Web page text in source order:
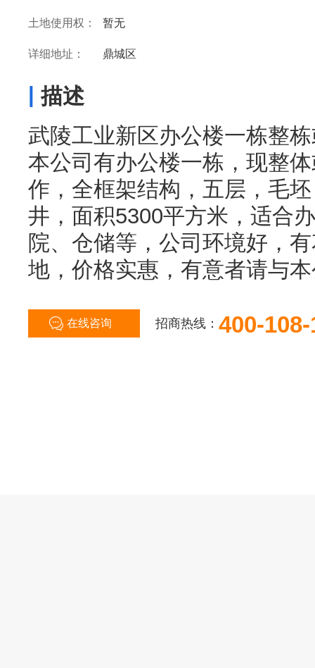
土地使用权： 暂无
详细地址： 鼎城区
描述
武陵工业新区办公楼一栋整
本公司有办公楼一栋，现整
作，全框架结构，五层，毛
井，面积5300平方米，适合
院、仓储等，公司环境好，
地，价格实惠，有意者请与
在线咨询 招商热线： 400-